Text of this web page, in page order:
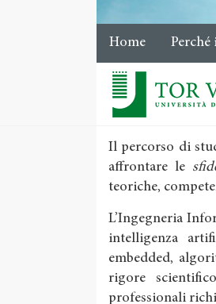
Home Perché
Il percorso di
affrontare le
teoriche,
L’Ingegneria
intelligenza
embedded,
rigore
professionali